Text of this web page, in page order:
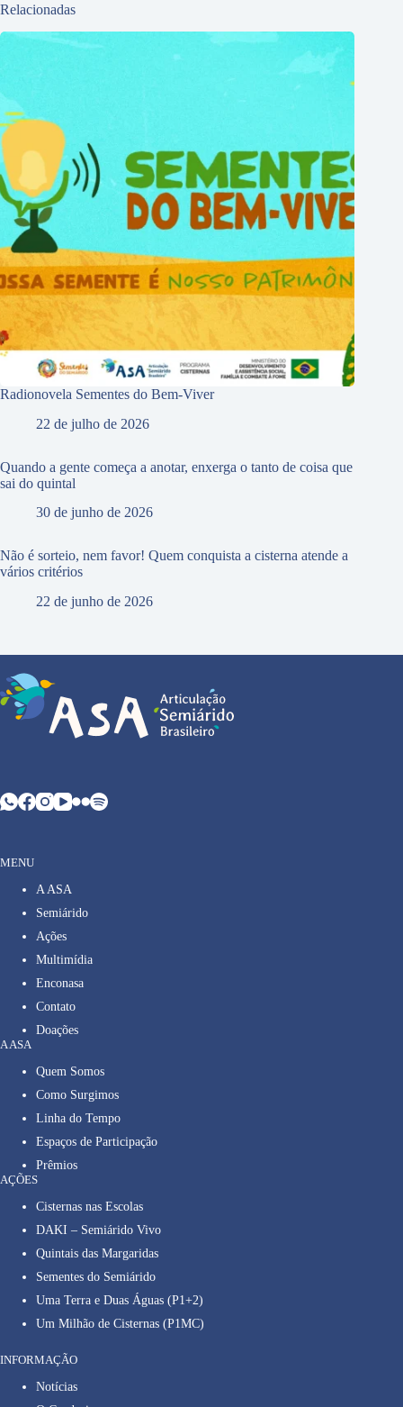
Relacionadas
Radionovela Sementes do Bem-Viver
22 de julho de 2026
Quando a gente começa a anotar, enxerga o tanto de coisa que
sai do quintal
30 de junho de 2026
Não é sorteio, nem favor! Quem conquista a cisterna atende a
vários critérios
22 de junho de 2026
MENU
A ASA
Semiárido
Ações
Multimídia
Enconasa
Contato
Doações
A ASA
Quem Somos
Como Surgimos
Linha do Tempo
Espaços de Participação
Prêmios
AÇÕES
Cisternas nas Escolas
DAKI – Semiárido Vivo
Quintais das Margaridas
Sementes do Semiárido
Uma Terra e Duas Águas (P1+2)
Um Milhão de Cisternas (P1MC)
INFORMAÇÃO
Notícias